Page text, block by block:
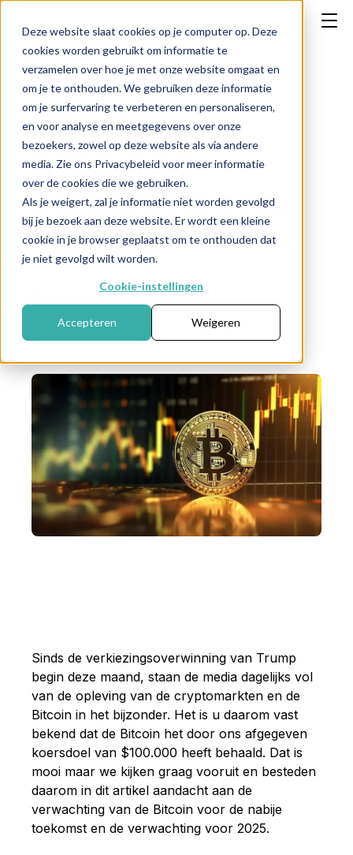
Deze website slaat cookies op je computer op. Deze
cookies worden gebruikt om informatie te
verzamelen over hoe je met onze website omgaat en
om je te onthouden. We gebruiken deze informatie
om je surfervaring te verbeteren en personaliseren,
en voor analyse en meetgegevens over onze
bezoekers, zowel op deze website als via andere
media. Zie ons Privacybeleid voor meer informatie
over de cookies die we gebruiken.
Als je weigert, zal je informatie niet worden gevolgd
bij je bezoek aan deze website. Er wordt een kleine
cookie in je browser geplaatst om te onthouden dat
je niet gevolgd wilt worden.
Cookie-instellingen
Accepteren Weigeren
Bitcoin:
$100.000
bereikt; hoe nu
verder?
Publicatiedatum: 28 november 2024
Sinds de verkiezingsoverwinning van Trump
begin deze maand, staan de media dagelijks vol
van de opleving van de cryptomarkten en de
Bitcoin in het bijzonder. Het is u daarom vast
bekend dat de Bitcoin het door ons afgegeven
koersdoel van $100.000 heeft behaald. Dat is
mooi maar we kijken graag vooruit en besteden
daarom in dit artikel aandacht aan de
verwachting van de Bitcoin voor de nabije
toekomst en de verwachting voor 2025.